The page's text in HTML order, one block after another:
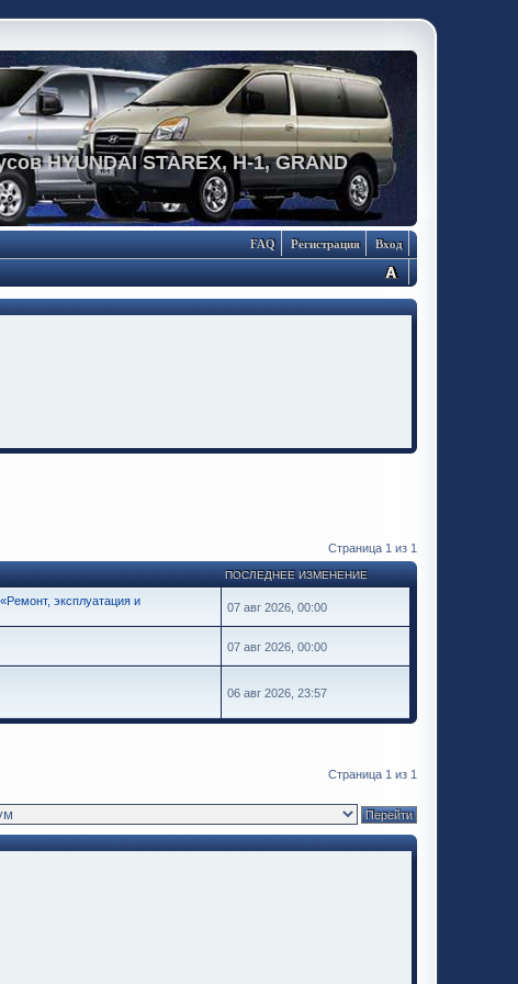
HYUNDAI STAREX, H-1, GRAND
Вход
Регистрация
FAQ
Страница 1 из 1
ПОСЛЕДНЕЕ ИЗМЕНЕНИЕ
эксплуатация и
07 авг 2026, 00:00
07 авг 2026, 00:00
06 авг 2026, 23:57
Страница 1 из 1